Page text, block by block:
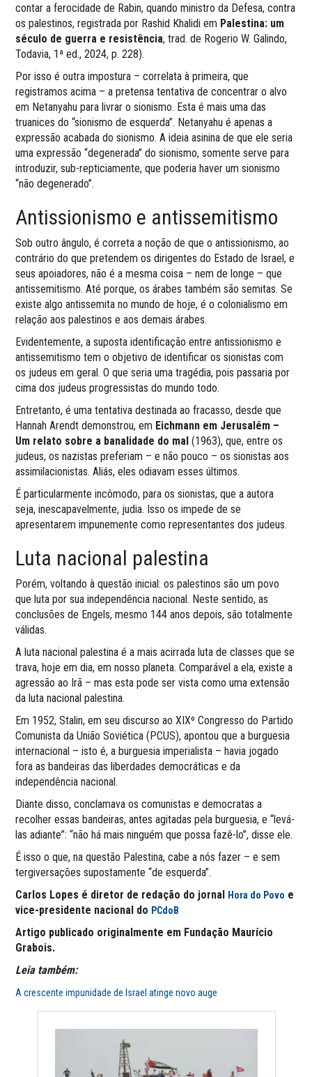
contar a ferocidade de Rabin, quando ministro da Defesa, contra
os palestinos, registrada por Rashid Khalidi em Palestina: um
século de guerra e resistência, trad. de Rogerio W. Galindo,
Todavia, 1ª ed., 2024, p. 228).
Por isso é outra impostura – correlata à primeira, que
registramos acima – a pretensa tentativa de concentrar o alvo
em Netanyahu para livrar o sionismo. Esta é mais uma das
truanices do “sionismo de esquerda”. Netanyahu é apenas a
expressão acabada do sionismo. A ideia asinina de que ele seria
uma expressão “degenerada” do sionismo, somente serve para
introduzir, sub-repticiamente, que poderia haver um sionismo
“não degenerado”.
Antissionismo e antissemitismo
Sob outro ângulo, é correta a noção de que o antissionismo, ao
contrário do que pretendem os dirigentes do Estado de Israel, e
seus apoiadores, não é a mesma coisa – nem de longe – que
antissemitismo. Até porque, os árabes também são semitas. Se
existe algo antissemita no mundo de hoje, é o colonialismo em
relação aos palestinos e aos demais árabes.
Evidentemente, a suposta identificação entre antissionismo e
antissemitismo tem o objetivo de identificar os sionistas com
os judeus em geral. O que seria uma tragédia, pois passaria por
cima dos judeus progressistas do mundo todo.
Entretanto, é uma tentativa destinada ao fracasso, desde que
Hannah Arendt demonstrou, em Eichmann em Jerusalém –
Um relato sobre a banalidade do mal (1963), que, entre os
judeus, os nazistas preferiam – e não pouco – os sionistas aos
assimilacionistas. Aliás, eles odiavam esses últimos.
É particularmente incômodo, para os sionistas, que a autora
seja, inescapavelmente, judia. Isso os impede de se
apresentarem impunemente como representantes dos judeus.
Luta nacional palestina
Porém, voltando à questão inicial: os palestinos são um povo
que luta por sua independência nacional. Neste sentido, as
conclusões de Engels, mesmo 144 anos depois, são totalmente
válidas.
A luta nacional palestina é a mais acirrada luta de classes que se
trava, hoje em dia, em nosso planeta. Comparável a ela, existe a
agressão ao Irã – mas esta pode ser vista como uma extensão
da luta nacional palestina.
Em 1952, Stalin, em seu discurso ao XIXº Congresso do Partido
Comunista da União Soviética (PCUS), apontou que a burguesia
internacional – isto é, a burguesia imperialista – havia jogado
fora as bandeiras das liberdades democráticas e da
independência nacional.
Diante disso, conclamava os comunistas e democratas a
recolher essas bandeiras, antes agitadas pela burguesia, e “levá-
las adiante”: “não há mais ninguém que possa fazê-lo”, disse ele.
É isso o que, na questão Palestina, cabe a nós fazer – e sem
tergiversações supostamente “de esquerda”.
Carlos Lopes é diretor de redação do jornal Hora do Povo e
vice-presidente nacional do PCdoB
Artigo publicado originalmente em Fundação Maurício
Grabois.
Leia também:
A crescente impunidade de Israel atinge novo auge